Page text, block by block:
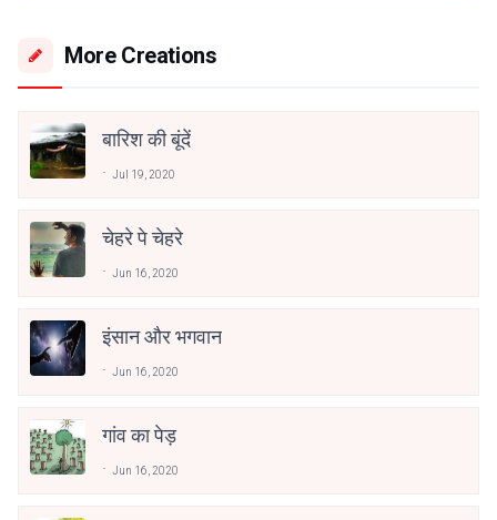
More Creations
बारिश की बूंदें
Jul 19, 2020
चेहरे पे चेहरे
Jun 16, 2020
इंसान और भगवान
Jun 16, 2020
गांव का पेड़
Jun 16, 2020